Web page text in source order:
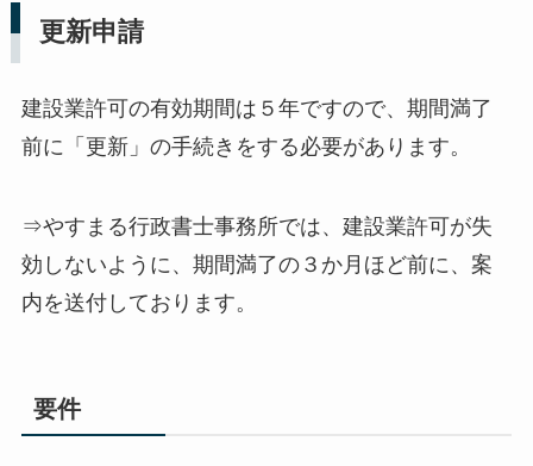
更新申請
建設業許可の有効期間は５年ですので、期間満了
前に「更新」の手続きをする必要があります。
⇒やすまる行政書士事務所では、建設業許可が失
効しないように、期間満了の３か月ほど前に、案
内を送付しております。
要件